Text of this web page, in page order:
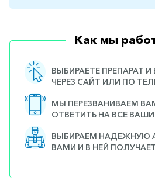
Как мы
ВЫБИРАЕТЕ ПРЕПАРАТ И
ЧЕРЕЗ САЙТ ИЛИ ПО
МЫ ПЕРЕЗВАНИВАЕМ
ОТВЕТИТЬ НА ВСЕ
ВЫБИРАЕМ НАДЕЖНУЮ
ВАМИ И В НЕЙ